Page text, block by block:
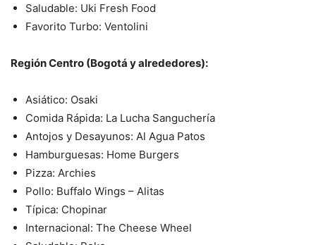
Saludable: Uki Fresh Food
Favorito Turbo: Ventolini
Región Centro (Bogotá y alrededores):
Asiático: Osaki
Comida Rápida: La Lucha Sanguchería
Antojos y Desayunos: Al Agua Patos
Hamburguesas: Home Burgers
Pizza: Archies
Pollo: Buffalo Wings – Alitas
Típica: Chopinar
Internacional: The Cheese Wheel